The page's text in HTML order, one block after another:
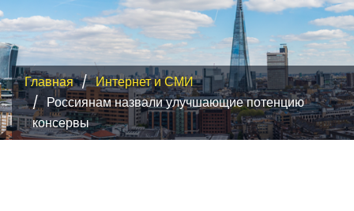
Главная
Интернет и СМИ
Россиянам назвали улучшающие потенцию
консервы